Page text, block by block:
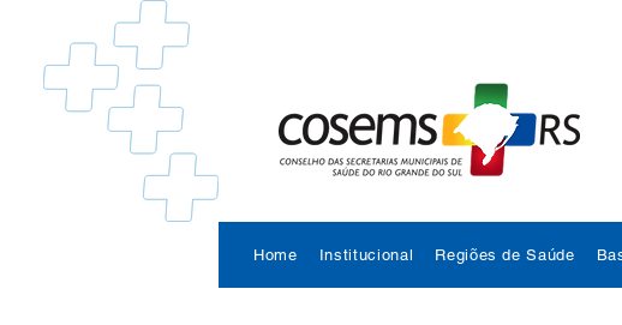
Home Institucional Regiões de Saúde